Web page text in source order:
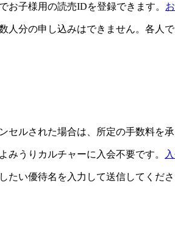
子様用の読売IDを登録できます。
分の申し込みはできません。各人
ルされた場合は、所定の手数料を承
うりカルチャーに入会不要です。
い優待名を入力して送信してくださ